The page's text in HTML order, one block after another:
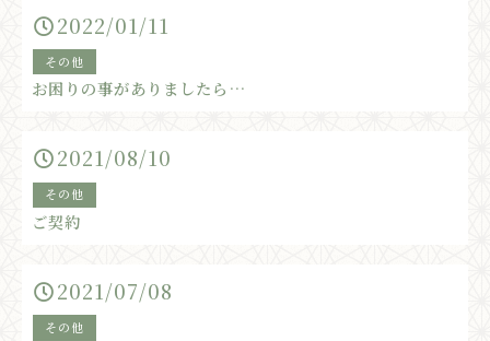
2022/01/11
その他
お困りの事がありましたら…
2021/08/10
その他
ご契約
2021/07/08
その他